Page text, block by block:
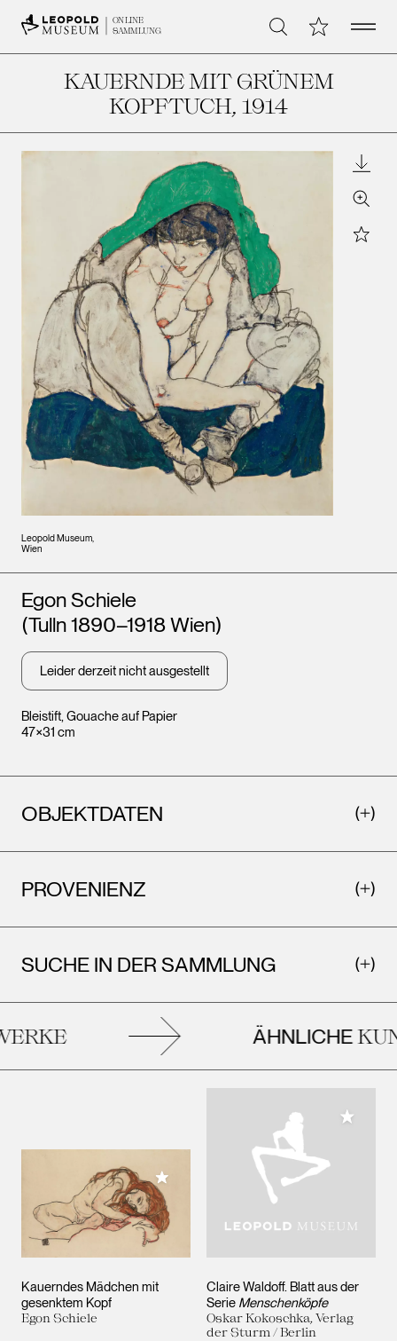
ONLINE
SAMMLUNG
Suche Meine Open
KAUERNDE MIT GRÜNEM
KOPFTUCH, 1914
Leopold Museum,
Wien
Zoom
Star
Bleistift, Gouache auf Papier
47×31 cm
Künstler*innen
Egon Schiele
(Tulln 1890–1918 Wien)
Leider derzeit nicht ausgestellt
OBJEKTDATEN
PROVENIENZ
SUCHE IN DER SAMMLUNG
ÄHNLICHE
Kauerndes Mädchen mit
gesenktem Kopf
Egon Schiele
Meiner Sammlung hinzufügen
Claire Waldoff. Blatt aus der
Serie Menschenköpfe
Oskar Kokoschka, Verlag
der Sturm / Berlin
Meiner